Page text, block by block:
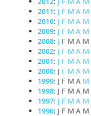
2011: J F M A M
2010: J F M A M
2009: J F M A M
2008: J F M A M
2002: J F M A M
2001: J F M A M
2000: J F M A M
1999: J F M A M
1998: J F M A M
1997: J F M A M
1996: J F M A M